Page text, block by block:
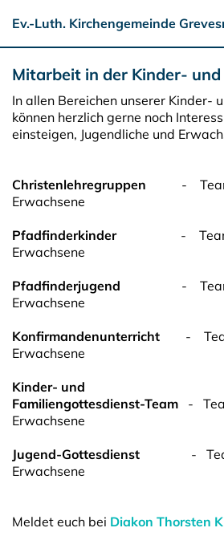
Ev.-Luth. Kirchengemeinde
Mitarbeit in der Kinder-
In allen Bereichen unserer Kinder-
können herzlich gerne noch
einsteigen, Jugendliche und
Christenlehregruppen -
Erwachsene
Pfadfinderkinder- Teamer
Erwachsene
Pfadfinderjugend
- Teamer
Erwachsene
Konfirmandenunterricht -
Erwachsene
Kinder- und
Familiengottesdienst-Team -
Erwachsene
Jugend-Gottesdienst - Teamer
Erwachsene
Meldet euch bei Diakon Thorsten